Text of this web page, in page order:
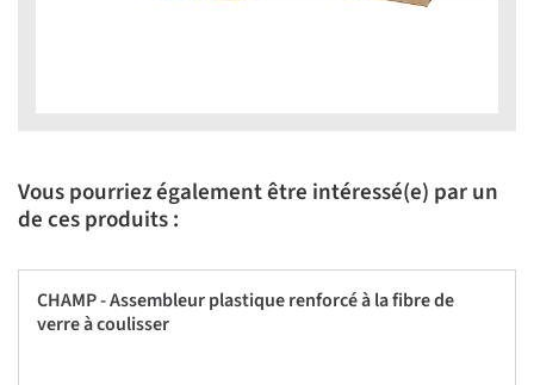
Vous pourriez également être intéressé(e) par un
de ces produits :
CHAMP - Assembleur plastique renforcé à la fibre de
verre à coulisser